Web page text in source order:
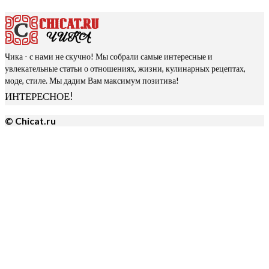
Чика - с нами не скучно! Мы собрали самые интересные и
увлекательные статьи о отношениях, жизни, кулинарных рецептах,
моде, стиле. Мы дадим Вам максимум позитива!
ИНТЕРЕСНОЕ!
© Chicat.ru